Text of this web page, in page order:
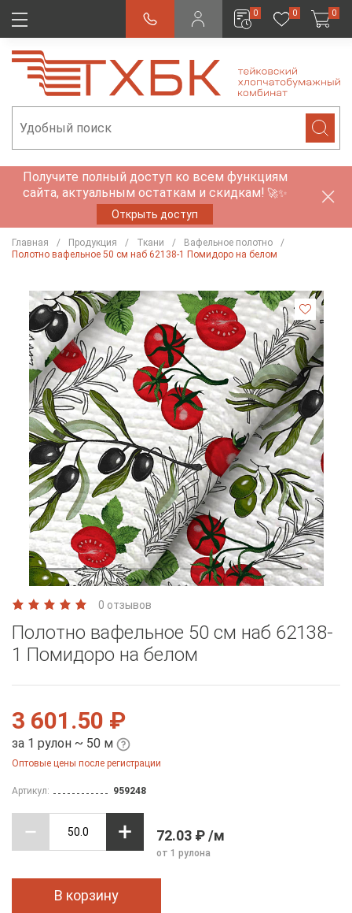
0 0 0
Получите полный доступ ко всем функциям
сайта, актуальным остаткам и скидкам! 🚀✨
Открыть доступ
Главная Продукция Ткани
Вафельное полотно
Полотно вафельное 50 см наб 62138-1 Помидоро на белом
0 отзывов
Полотно вафельное 50 см наб 62138-
1 Помидоро на белом
3 601.50 ₽
за 1 рулон ~ 50 м
Оптовые цены после регистрации
Артикул: 959248
72.03 ₽ /м
от 1 рулона
В корзину